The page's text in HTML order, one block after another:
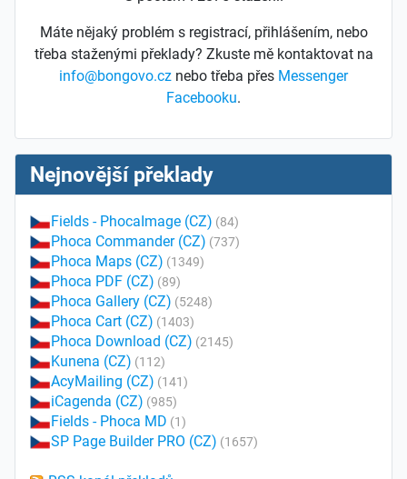
Máte nějaký problém s registrací, přihlášením, nebo
třeba staženými překlady? Zkuste mě kontaktovat na
info@bongovo.cz nebo třeba přes Messenger
Facebooku.
Nejnovější překlady
Fields - PhocaImage (CZ) (84)
Phoca Commander (CZ) (737)
Phoca Maps (CZ) (1349)
Phoca PDF (CZ) (89)
Phoca Gallery (CZ) (5248)
Phoca Cart (CZ) (1403)
Phoca Download (CZ) (2145)
Kunena (CZ) (112)
AcyMailing (CZ) (141)
iCagenda (CZ) (985)
Fields - Phoca MD (1)
SP Page Builder PRO (CZ) (1657)